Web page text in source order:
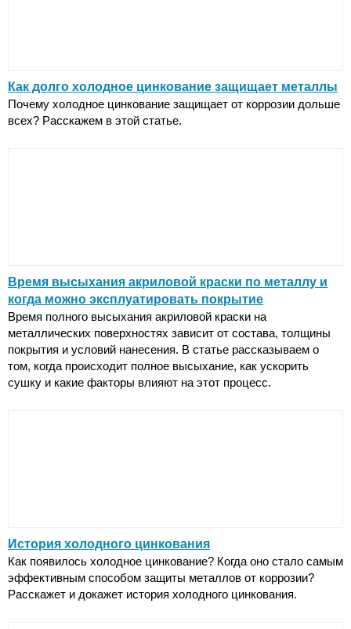
Как долго холодное цинкование защищает металлы
Почему холодное цинкование защищает от коррозии дольше
всех? Расскажем в этой статье.
Время высыхания акриловой краски по металлу и
когда можно эксплуатировать покрытие
Время полного высыхания акриловой краски на
металлических поверхностях зависит от состава, толщины
покрытия и условий нанесения. В статье рассказываем о
том, когда происходит полное высыхание, как ускорить
сушку и какие факторы влияют на этот процесс.
История холодного цинкования
Как появилось холодное цинкование? Когда оно стало самым
эффективным способом защиты металлов от коррозии?
Расскажет и докажет история холодного цинкования.